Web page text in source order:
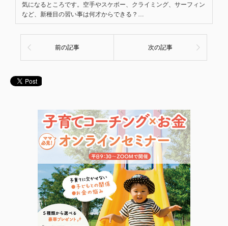
気になるところです。空手やスケボー、クライミング、サーフィン
など、新種目の習い事は何才からできる？…
前の記事 次の記事